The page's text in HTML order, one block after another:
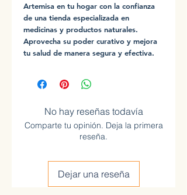
Artemisa en tu hogar con la confianza
de una tienda especializada en
medicinas y productos naturales.
Aprovecha su poder curativo y mejora
tu salud de manera segura y efectiva.
No hay reseñas todavía
Comparte tu opinión. Deja la primera
reseña.
Dejar una reseña